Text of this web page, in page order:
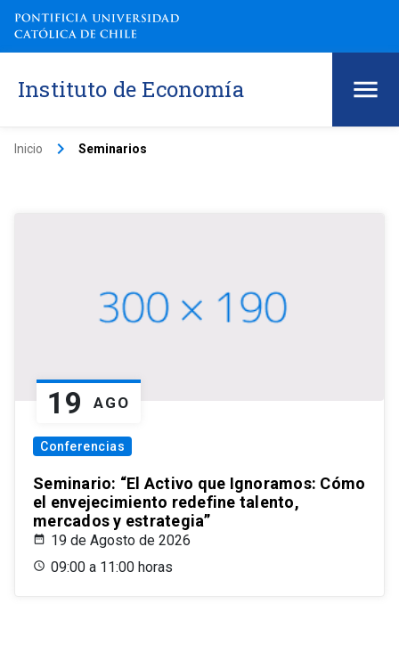
Instituto de Economía
Inicio keyboard_arrow_right Seminarios
19 AGO
Conferencias
Seminario: “El Activo que Ignoramos: Cómo
el envejecimiento redefine talento,
mercados y estrategia”
19 de Agosto de 2026
09:00 a 11:00 horas